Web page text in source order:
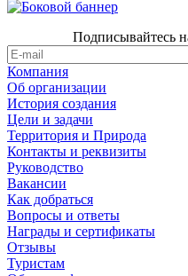
Подписывайтесь
Компания
Об организации
История создания
Цели и задачи
Территория и Природа
Контакты и реквизиты
Руководство
Вакансии
Как добраться
Вопросы и ответы
Награды и сертификаты
Отзывы
Туристам